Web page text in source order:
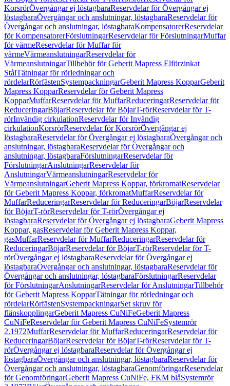
KorsrörÖvergångar ej löstagbaraReservdelar för Övergångar ej
löstagbaraÖvergångar och anslutningar, löstagbaraReservdelar för
Övergångar och anslutningar, löstagbaraKompensatorerReservdelar
för KompensatorerFörslutningarReservdelar för FörslutningarMuffar
för värmeReservdelar för Muffar för
värmeVärmeanslutningarReservdelar för
VärmeanslutningarTillbehör för Geberit Mapress Elförzinkat
StålTätningar för rörledningar och
rördelarRörfästenSystempackningarGeberit Mapress KopparGeberit
Mapress KopparReservdelar för Geberit Mapress
KopparMuffarReservdelar för MuffarReduceringarReservdelar för
ReduceringarBöjarReservdelar för BöjarT-rörReservdelar för T-
rörInvändig cirkulationReservdelar för Invändig
cirkulationKorsrörReservdelar för KorsrörÖvergångar ej
löstagbaraReservdelar för Övergångar ej löstagbaraÖvergångar och
anslutningar, löstagbaraReservdelar för Övergångar och
anslutningar, löstagbaraFörslutningarReservdelar för
FörslutningarAnslutningarReservdelar för
AnslutningarVärmeanslutningarReservdelar för
VärmeanslutningarGeberit Mapress Koppar, förkromatReservdelar
för Geberit Mapress Koppar, förkromatMuffarReservdelar för
MuffarReduceringarReservdelar för ReduceringarBöjarReservdelar
för BöjarT-rörReservdelar för T-rörÖvergångar ej
löstagbaraReservdelar för Övergångar ej löstagbaraGeberit Mapress
Koppar, gasReservdelar för Geberit Mapress Koppar,
gasMuffarReservdelar för MuffarReduceringarReservdelar för
ReduceringarBöjarReservdelar för BöjarT-rörReservdelar för T-
rörÖvergångar ej löstagbaraReservdelar för Övergångar ej
löstagbaraÖvergångar och anslutningar, löstagbaraReservdelar för
Övergångar och anslutningar, löstagbaraFörslutningarReservdelar
för FörslutningarAnslutningarReservdelar för AnslutningarTillbehör
för Geberit Mapress KopparTätningar för rörledningar och
rördelarRörfästenSystempackningarSet skruv för
flänskopplingarGeberit Mapress CuNiFeGeberit Mapress
CuNiFeReservdelar för Geberit Mapress CuNiFeSystemrör
2.1972MuffarReservdelar för MuffarReduceringarReservdelar för
ReduceringarBöjarReservdelar för BöjarT-rörReservdelar för T-
rörÖvergångar ej löstagbaraReservdelar för Övergångar ej
löstagbaraÖvergångar och anslutningar, löstagbaraReservdelar för
Övergångar och anslutningar, löstagbaraGenomföringarReservdelar
för GenomföringarGeberit Mapress CuNiFe, FKM blåSystemrör